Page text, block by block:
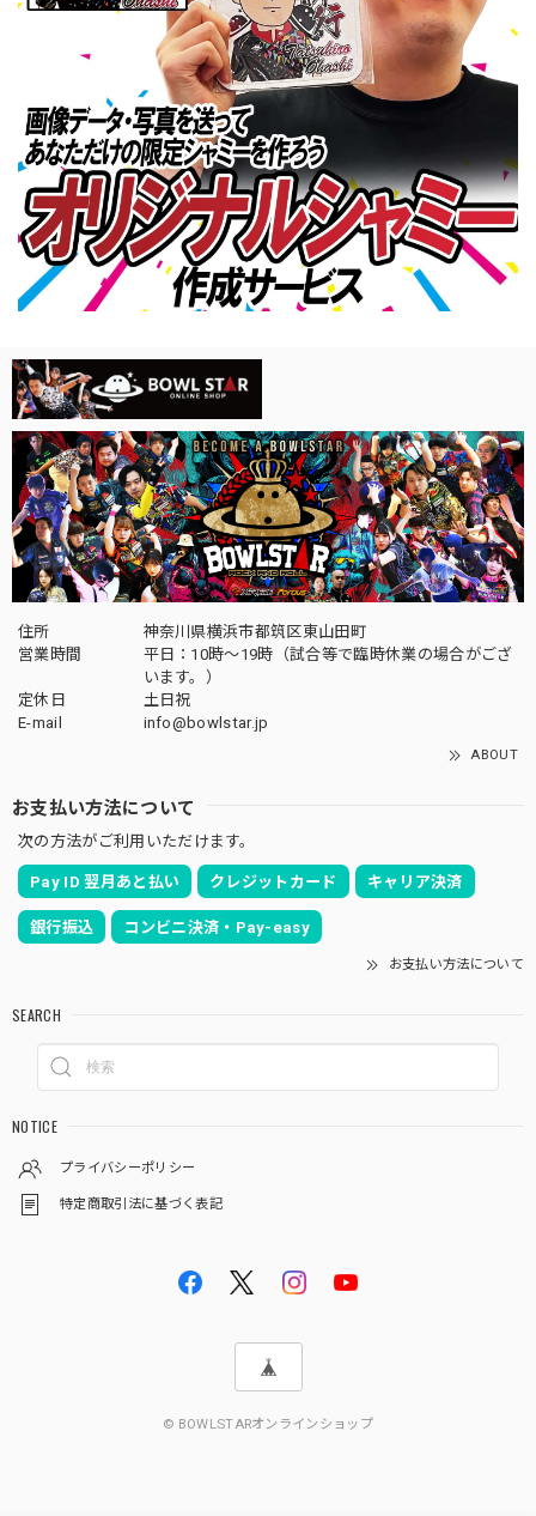
住所
神奈川県横浜市都筑区東山田町
営業時間
平日：10時～19時（試合等で臨時休業の場合がござ
います。）
定休日
土日祝
E-mail
info@bowlstar.jp
ABOUT
お支払い方法について
次の方法がご利用いただけます。
Pay ID 翌月あと払い クレジットカード キャリア決済
銀行振込 コンビニ決済・Pay-easy
お支払い方法について
SEARCH
NOTICE
プライバシーポリシー
特定商取引法に基づく表記
© BOWLSTARオンラインショップ